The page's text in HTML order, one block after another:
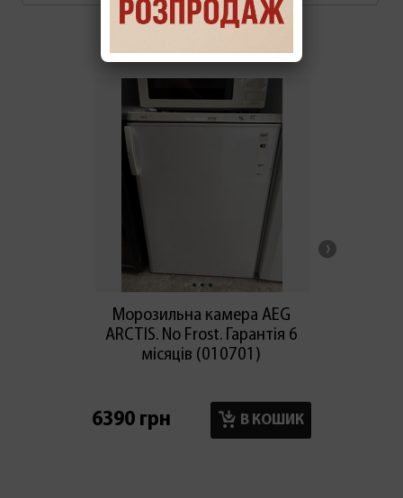
Морозильна камера AEG
ARCTIS. No Frost. Гарантія 6
місяців (010701)
6390 грн В КОШИК